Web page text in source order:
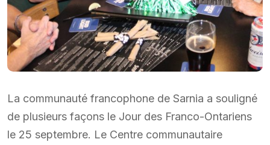
La communauté francophone de Sarnia a souligné
de plusieurs façons le Jour des Franco-Ontariens
le 25 septembre. Le Centre communautaire